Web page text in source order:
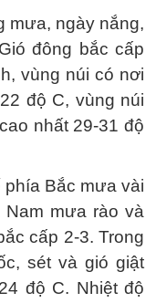
mưa, ngày nắng,
đông bắc cấp
vùng núi có nơi
độ C, vùng núi
nhất 29-31 độ
phía Bắc mưa vài
mưa rào và
cấp 2-3. Trong
sét và gió giật
độ C. Nhiệt độ